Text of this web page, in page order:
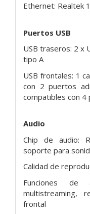
Ethernet: Realtek
Puertos USB
USB traseros: 2 x
tipo A
USB frontales: 1
con 2 puertos
compatibles con 4
Audio
Chip de audio:
soporte para
Calidad de
Funciones de
multistreaming,
frontal